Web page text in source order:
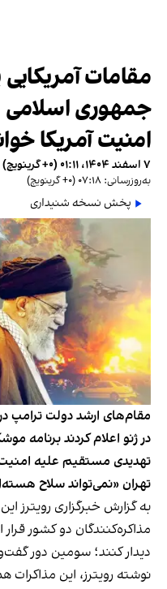
مقامات
جمهوری اسلامی
امنیت آمریکا
۷ اسفند ۱۴۰۴، ۰۱:۱۱ (‎+۰ گرینویچ)
به‌روزرسانی: ۰۷:۱۸ (‎+۰ گرینویچ)
پخش نسخه شنیداری
مقام‌های ارشد دولت ترامپ
در ژنو اعلام کردند برنامه
تهدیدی مستقیم علیه امنیت
تهران «نمی‌تواند سلاح
به گزارش خبرگزاری رویترز
دیدار کنند؛ سومین دور
نوشته رویترز، این مذاکرات